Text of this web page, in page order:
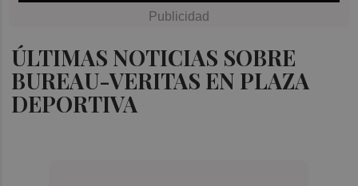
ÚLTIMAS NOTICIAS SOBRE
BUREAU-VERITAS EN PLAZA
DEPORTIVA